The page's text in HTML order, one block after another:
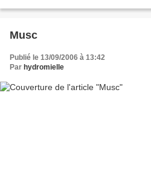
Musc
Publié le 13/09/2006 à 13:42
Par hydromielle